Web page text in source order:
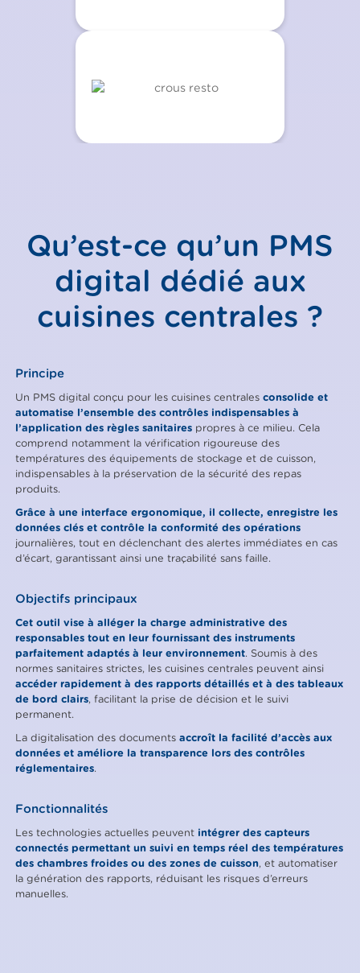
Qu’est-ce qu’un PMS
digital dédié aux
cuisines centrales ?
Principe
Un PMS digital conçu pour les cuisines centralesconsolide et
automatise l’ensemble des contrôles indispensables à
l’application des règles sanitaires propres à ce milieu. Cela
comprend notamment la vérification rigoureuse des
températures des équipements de stockage et de cuisson,
indispensables à la préservation de la sécurité des repas
produits.
Grâce à une interface ergonomique, il collecte, enregistre les
données clés et contrôle la conformité des opérations
journalières, tout en déclenchant des alertes immédiates en cas
d’écart, garantissant ainsi une traçabilité sans faille.
Objectifs principaux
Cet outil vise à alléger la charge administrative des
responsables tout en leur fournissant des instruments
parfaitement adaptés à leur environnement. Soumis à des
normes sanitaires strictes, les cuisines centrales peuvent ainsi
accéder rapidement à des rapports détaillés et à des tableaux
de bord clairs, facilitant la prise de décision et le suivi
permanent.
La digitalisation des documentsaccroît la facilité d’accès aux
données et améliore la transparence lors des contrôles
réglementaires.
Fonctionnalités
Les technologies actuelles peuvent intégrer des capteurs
connectés permettant un suivi en temps réel des températures
des chambres froides ou des zones de cuisson, et automatiser
la génération des rapports, réduisant les risques d’erreurs
manuelles.